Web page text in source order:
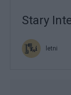
Stary
letni